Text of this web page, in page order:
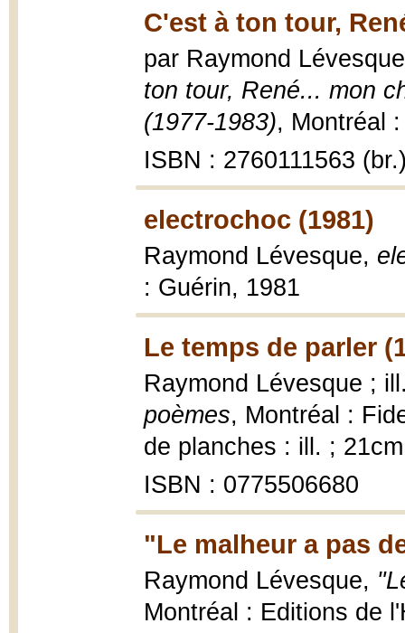
C'est à ton tour,
par Raymond
ton tour, René... mon
(1977-1983), Montréal
ISBN : 2760111563
electrochoc (1981)
Raymond Lévesque,
: Guérin, 1981
Le temps de parler
Raymond Lévesque ;
poèmes, Montréal :
de planches : ill. ;
ISBN : 0775506680
"Le malheur a pas
Raymond Lévesque,
Montréal : Editions de